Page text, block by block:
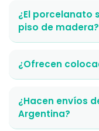
¿El porcelanato
piso de madera?
¿Ofrecen
¿Hacen envíos
Argentina?